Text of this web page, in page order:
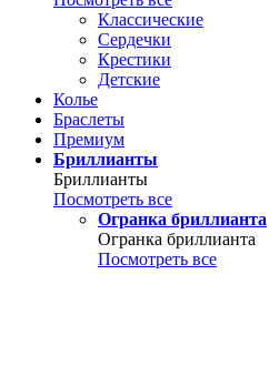
Классические
Сердечки
Крестики
Детские
Колье
Браслеты
Премиум
Бриллианты
Бриллианты
Посмотреть все
Огранка бриллианта
Огранка бриллианта
Посмотреть все